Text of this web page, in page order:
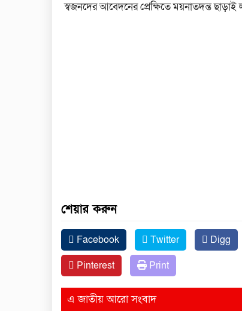
স্বজনদের আবেদনের প্রেক্ষিতে ময়নাতদন্ত
শেয়ার করুন
Facebook Twitter Digg
Pinterest
Print
এ জাতীয় আরো সংবাদ